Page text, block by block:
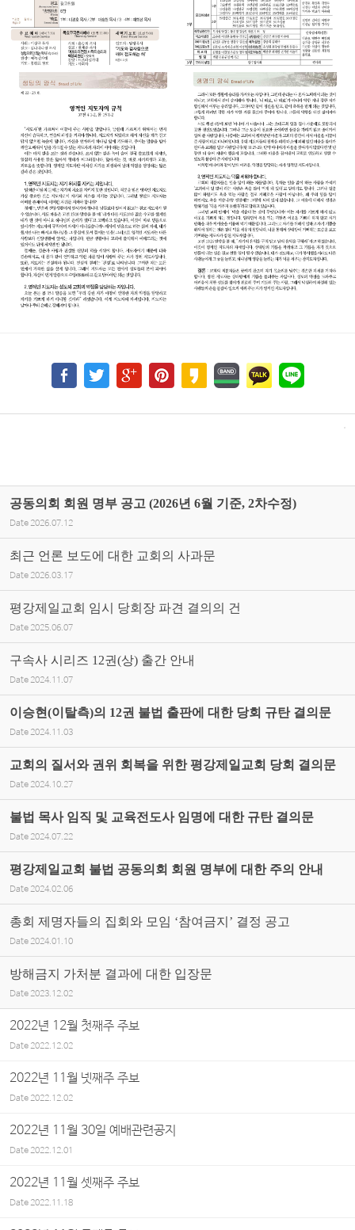
공동의회 회원 명부 공고 (2026년 6월 기준, 2차수정)
Date 2026.07.12
최근 언론 보도에 대한 교회의 사과문
Date 2026.03.17
평강제일교회 임시 당회장 파견 결의의 건
Date 2025.06.07
구속사 시리즈 12권(상) 출간 안내
Date 2024.11.07
이승현(이탈측)의 12권 불법 출판에 대한 당회 규탄 결의문
Date 2024.11.03
교회의 질서와 권위 회복을 위한 평강제일교회 당회 결의문
Date 2024.10.27
불법 목사 임직 및 교육전도사 임명에 대한 규탄 결의문
Date 2024.07.22
평강제일교회 불법 공동의회 회원 명부에 대한 주의 안내
Date 2024.02.06
총회 제명자들의 집회와 모임 ‘참여금지’ 결정 공고
Date 2024.01.10
방해금지 가처분 결과에 대한 입장문
Date 2023.12.02
2022년 12월 첫째주 주보
Date2022.12.02
2022년 11월 넷째주 주보
Date2022.12.02
2022년 11월 30일 예배관련공지
Date2022.12.01
2022년 11월 셋째주 주보
Date2022.11.18